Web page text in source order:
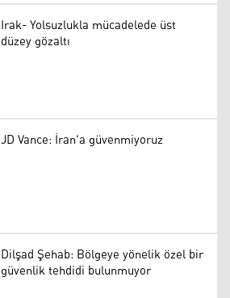
Irak- Yolsuzlukla mücadelede üst
düzey gözaltı
JD Vance: İran'a güvenmiyoruz
Dilşad Şehab: Bölgeye yönelik özel bir
güvenlik tehdidi bulunmuyor